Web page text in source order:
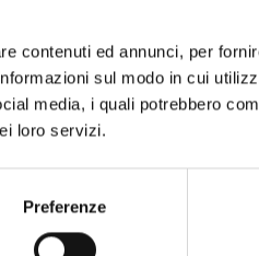
contenuti ed annunci, per
sul modo in cui
media, i quali potrebbero
loro servizi.
Preferenze
ASTRO ROYALE n.